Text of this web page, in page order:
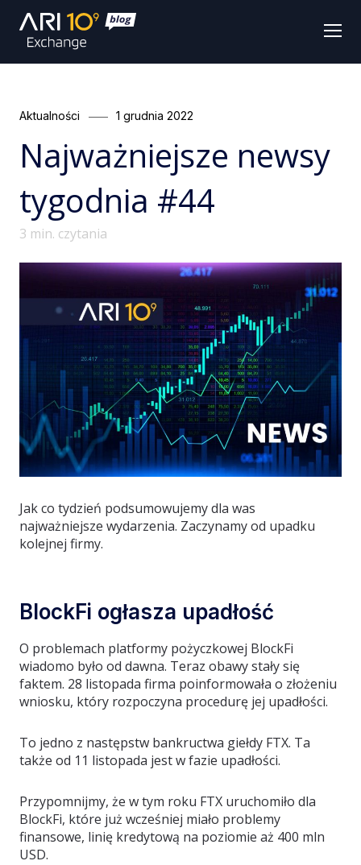
Categories
Aktualności
Posted
1 grudnia 2022
Najważniejsze newsy
tygodnia #44
3 min. czytania
Jak co tydzień podsumowujemy dla was
najważniejsze wydarzenia. Zaczynamy od upadku
kolejnej firmy.
BlockFi ogłasza upadłość
O problemach platformy pożyczkowej BlockFi
wiadomo było od dawna. Teraz obawy stały się
faktem. 28 listopada firma poinformowała o złożeniu
wniosku, który rozpoczyna procedurę jej upadłości.
To jedno z następstw bankructwa giełdy FTX. Ta
także od 11 listopada jest w fazie upadłości.
Przypomnijmy, że w tym roku FTX uruchomiło dla
BlockFi, które już wcześniej miało problemy
finansowe, linię kredytową na poziomie aż 400 mln
USD.